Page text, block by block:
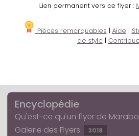
Lien permanent vers ce flyer :
Pièces remarquables | Aide |
de style |
Encyclopédie
Qu'est-ce qu'un flyer de
Galerie des Flyers
3018